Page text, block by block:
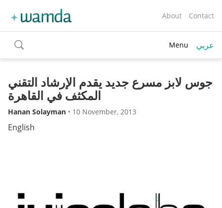
About Contact
toggle
search
Menu عربي
جوس لابز مسرع جديد يقدم الإرشاد التقني
المكثف في القاهرة
Hanan Solayman • 10 November, 2013
English